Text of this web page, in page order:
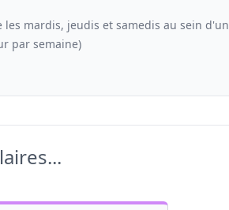
les mardis, jeudis et samedis au sein d'un
par semaine)